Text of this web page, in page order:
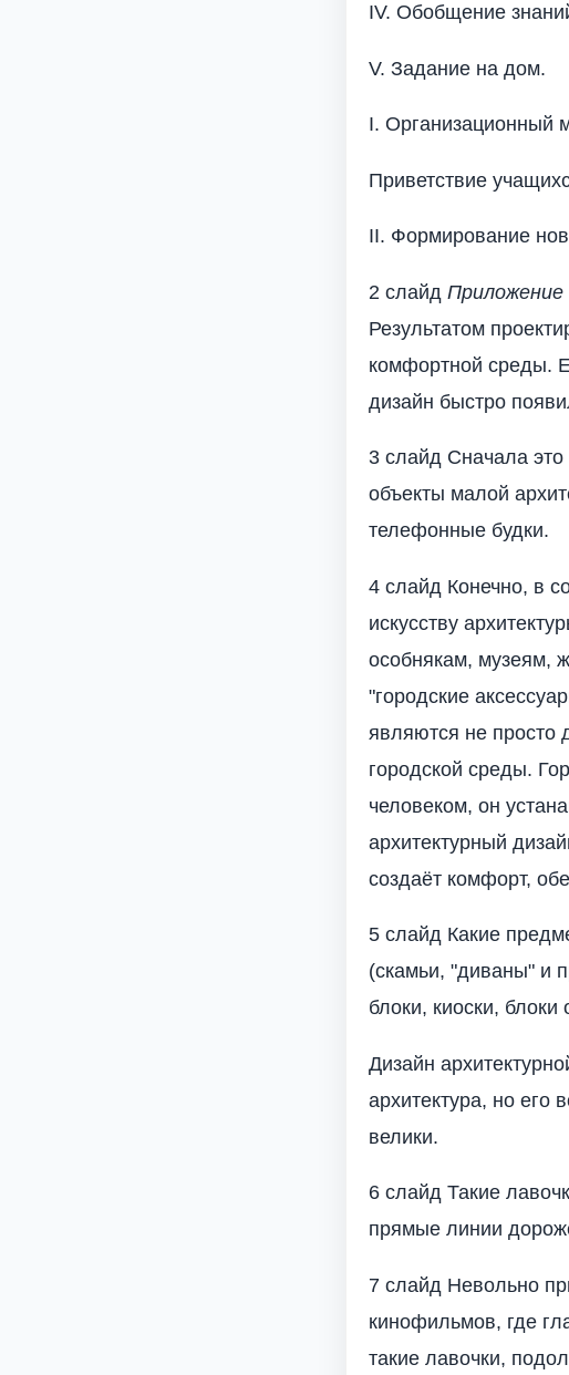
IV. Обобщение
V. Задание на дом.
I. Организационный
Приветствие
II. Формирование
2 слайд Приложение
Результатом
комфортной среды.
дизайн быстро
3 слайд Сначала
объекты малой
телефонные будки.
4 слайд Конечно, в
искусству
особнякам, музеям,
"городские
являются не просто
городской среды.
человеком, он
архитектурный
создаёт комфорт,
5 слайд Какие
(скамьи, "диваны" и
блоки, киоски,
Дизайн
архитектура, но его
велики.
6 слайд Такие
прямые линии
7 слайд Невольно
кинофильмов, где
такие лавочки,